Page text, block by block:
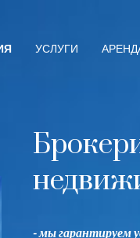
УСЛУГИ
- мы гарантируем